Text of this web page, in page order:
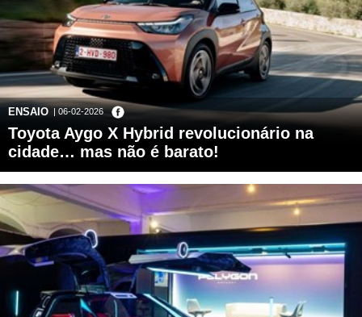
ENSAIO | 06-02-2026
Toyota Aygo X Hybrid revolucionário na
cidade… mas não é barato!